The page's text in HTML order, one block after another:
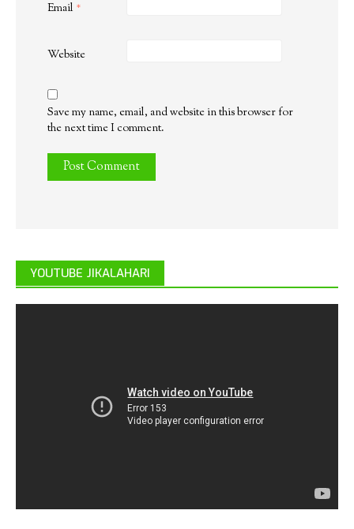
Email *
Website
Save my name, email, and website in this browser for
the next time I comment.
YOUTUBE JIKALAHARI